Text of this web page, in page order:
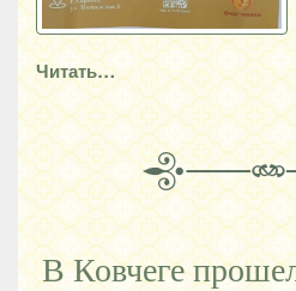
Читать…
В Ковчеге